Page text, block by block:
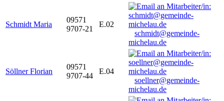
Schmidt Maria
09571
9707-21
E.02
schmidt@gemeinde-
michelau.de
Söllner Florian
09571
9707-44
E.04
soellner@gemeinde-
michelau.de